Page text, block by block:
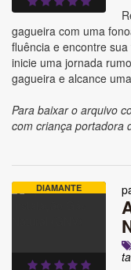
gagueira com uma
fluência e encontre
inicie uma jornada
gagueira e alcance
Para baixar o arquivo
com criança portadora
DIAMANTE